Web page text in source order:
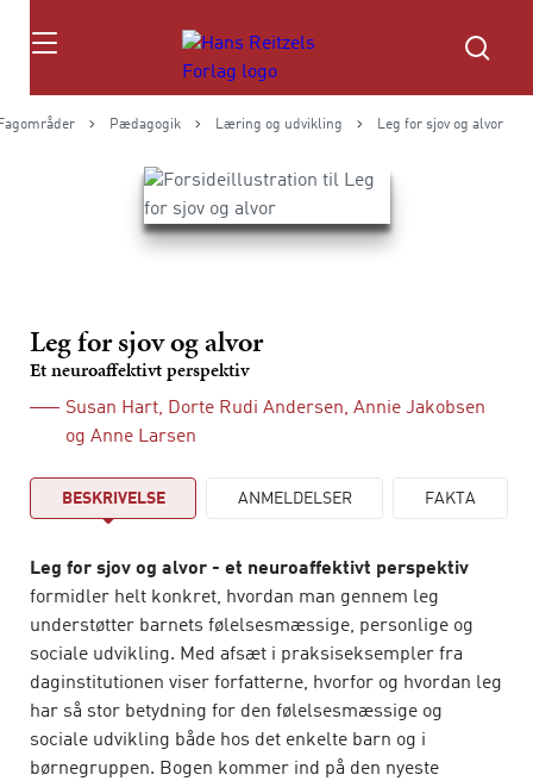
Søg
Pædagogik Læring og udvikling Leg for sjov og alvor
Leg for sjov og alvor
Et neuroaffektivt perspektiv
Susan Hart, Dorte Rudi Andersen, Annie Jakobsen
og Anne Larsen
BESKRIVELSE ANMELDELSER FAKTA
Leg for sjov og alvor - et neuroaffektivt perspektiv
formidler helt konkret, hvordan man gennem leg
understøtter barnets følelsesmæssige, personlige og
sociale udvikling. Med afsæt i praksiseksempler fra
daginstitutionen viser forfatterne, hvorfor og hvordan leg
har så stor betydning for den følelsesmæssige og
sociale udvikling både hos det enkelte barn og i
børnegruppen. Bogen kommer ind på den nyeste